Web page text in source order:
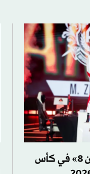
«إم. زبير» يحصد لقب «تيكين 8» في كأس